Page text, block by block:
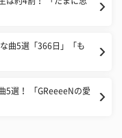
曲5選「366日」「も
5選！ 「GReeeeNの愛